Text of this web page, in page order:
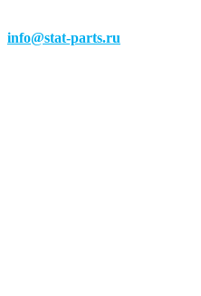
info@stat-parts.ru